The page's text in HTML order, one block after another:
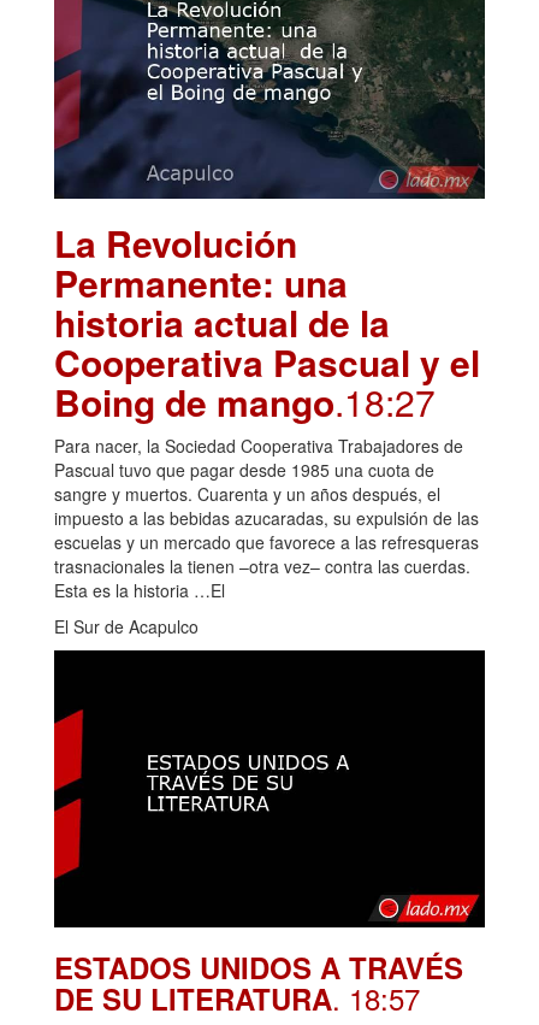
La Revolución
Permanente: una
historia actual de la
Cooperativa Pascual y el
Boing de mango.18:27
Para nacer, la Sociedad Cooperativa Trabajadores de
Pascual tuvo que pagar desde 1985 una cuota de
sangre y muertos. Cuarenta y un años después, el
impuesto a las bebidas azucaradas, su expulsión de las
escuelas y un mercado que favorece a las refresqueras
trasnacionales la tienen –otra vez– contra las cuerdas.
Esta es la historia …El
El Sur de Acapulco
ESTADOS UNIDOS A TRAVÉS
DE SU LITERATURA. 18:57